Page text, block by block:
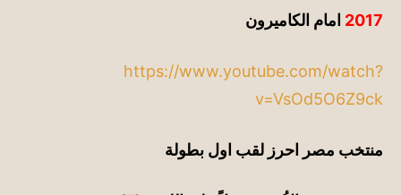
2017 امام الكاميرون
https://www.youtube.com/watch?
v=VsOd5O6Z9ck
منتخب مصر احرز لقب اول بطولة